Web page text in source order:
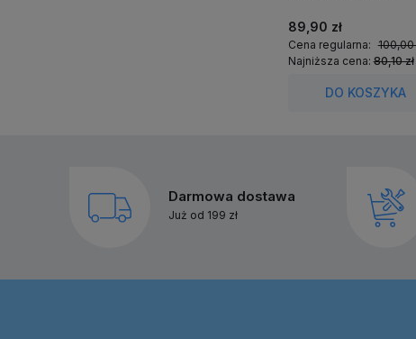
89,90 zł
Cena regularna: 100,00
Najniższa cena:80,10 zł
DO KOSZYKA
Darmowa dostawa
Już od 199 zł